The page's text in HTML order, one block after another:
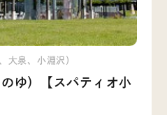
大泉、小淵沢）
ゆ）【スパティオ小